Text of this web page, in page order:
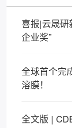
喜报|云晟研
企业奖”
全球首个完
溶膜！
全文版 |